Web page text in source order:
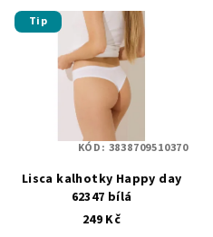
o
d
V
ý
Tip
Lisca kalhotky Happy day
62347 bílá
249 Kč
KÓD: 3838709510370